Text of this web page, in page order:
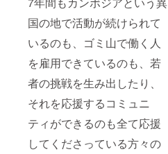
国の地で活動が続けられて
いるのも、ゴミ山で働く人
を雇用できているのも、若
者の挑戦を生み出したり、
それを応援するコミュニ
ティができるのも全て応援
してくださっている方々の